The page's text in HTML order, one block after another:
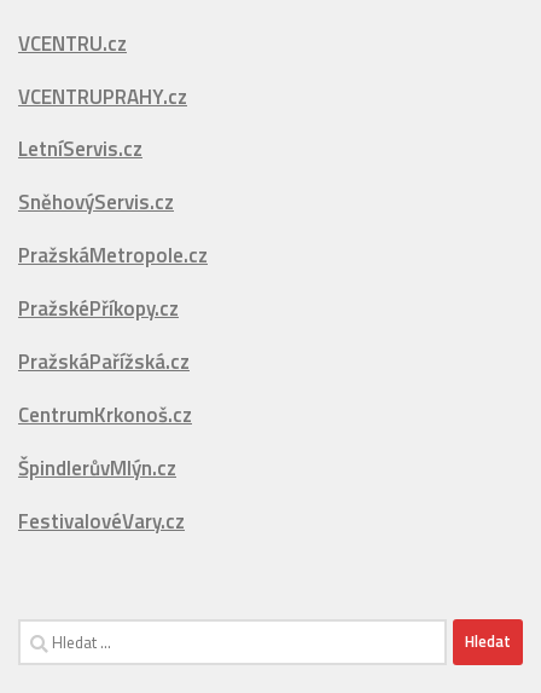
VCENTRU.cz
VCENTRUPRAHY.cz
LetníServis.cz
SněhovýServis.cz
PražskáMetropole.cz
PražskéPříkopy.cz
PražskáPařížská.cz
CentrumKrkonoš.cz
ŠpindlerůvMlýn.cz
FestivalovéVary.cz
Vyhledávání